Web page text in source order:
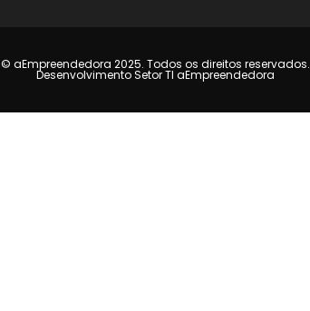
© aEmpreendedora 2025. Todos os direitos reservados.
Desenvolvimento Setor TI aEmpreendedora